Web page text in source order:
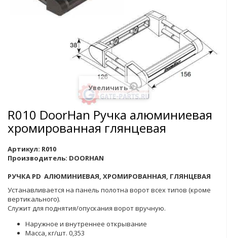
Увеличить
R010 DoorHan Ручка алюминиевая
хромированная глянцевая
Артикул: R010
Производитель: DOORHAN
РУЧКА PD АЛЮМИНИЕВАЯ, ХРОМИРОВАННАЯ, ГЛЯНЦЕВАЯ
Устанавливается на панель полотна ворот всех типов (кроме
вертикального).
Служит для поднятия/опускания ворот вручную.
Наружное и внутреннее открывание
Масса, кг/шт. 0,353